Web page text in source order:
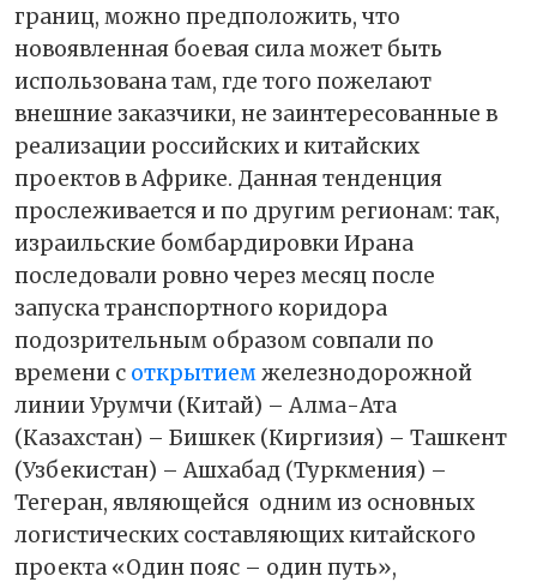
границ, можно предположить, что
новоявленная боевая сила может быть
использована там, где того пожелают
внешние заказчики, не заинтересованные в
реализации российских и китайских
проектов в Африке. Данная тенденция
прослеживается и по другим регионам: так,
израильские бомбардировки Ирана
последовали ровно через месяц после
запуска транспортного коридора
подозрительным образом совпали по
времени с открытиемжелезнодорожной
линии Урумчи (Китай) – Алма-Ата
(Казахстан) – Бишкек (Киргизия) – Ташкент
(Узбекистан) – Ашхабад (Туркмения) –
Тегеран, являющейся одним из основных
логистических составляющих китайского
проекта «Один пояс – один путь»,